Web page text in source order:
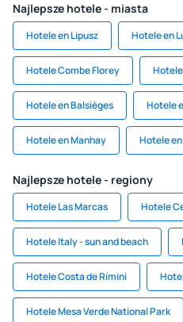
Najlepsze hotele - miasta
Hotele en Lipusz Hotele en
Hotele Combe Florey
Hotele en Balsièges Hotele
Hotele en Manhay Hotele
Najlepsze hotele - regiony
Hotele Las Marcas Hotele
Hotele Italy - sun and beach
Hotele Costa de Rímini
Hotele Mesa Verde National Park